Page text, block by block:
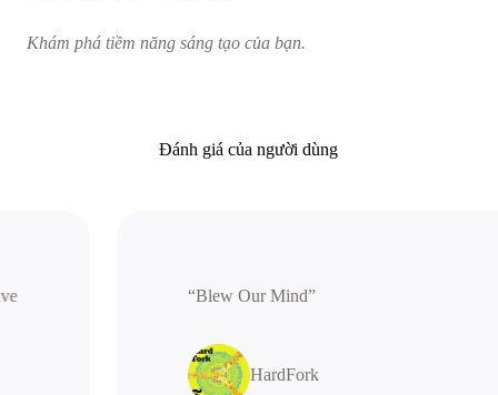
Khám phá tiềm năng sáng tạo của bạn.
Đánh giá của người dùng
“Blew Our Mind”
HardFork